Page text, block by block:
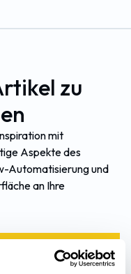
zu
mit
Aspektedes
Automatisierungund
an Ihre